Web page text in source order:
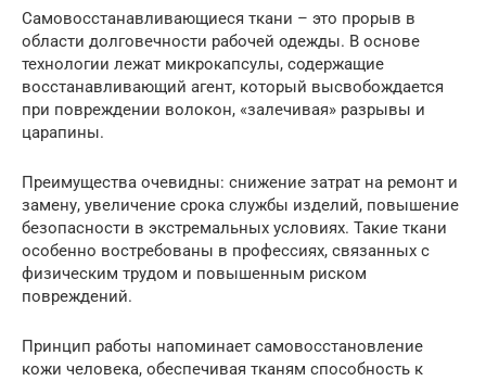
Самовосстанавливающиеся ткани – это прорыв в
области долговечности рабочей одежды. В основе
технологии лежат микрокапсулы, содержащие
восстанавливающий агент, который высвобождается
при повреждении волокон, «залечивая» разрывы и
царапины.
Преимущества очевидны: снижение затрат на ремонт и
замену, увеличение срока службы изделий, повышение
безопасности в экстремальных условиях. Такие ткани
особенно востребованы в профессиях, связанных с
физическим трудом и повышенным риском
повреждений.
Принцип работы напоминает самовосстановление
кожи человека, обеспечивая тканям способность к